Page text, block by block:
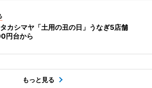
カシマヤ「土用の丑の日」うなぎ5店舗
円台から
もっと見る